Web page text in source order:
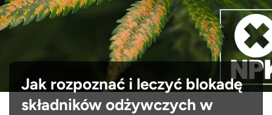
Jak rozpoznać i leczyć blokadę
składników odżywczych w